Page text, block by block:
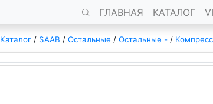
ГЛАВНАЯ КАТАЛОГ
Каталог / SAAB / Остальные / Остальные - /